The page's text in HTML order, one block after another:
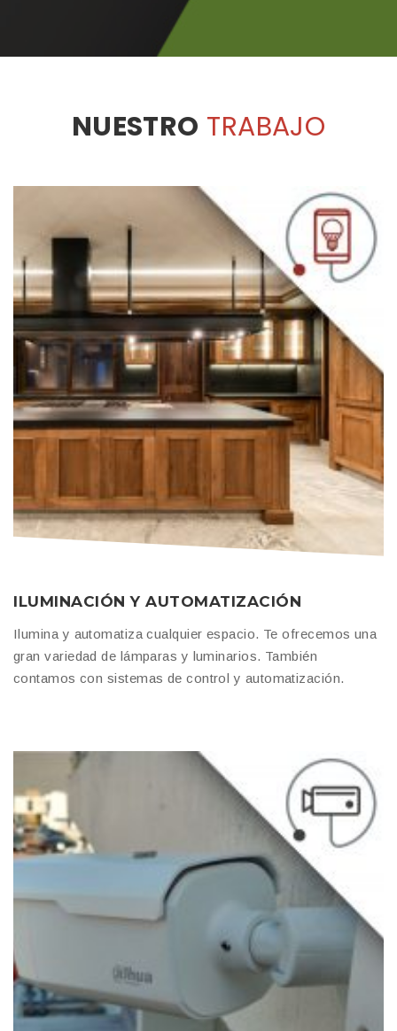
NUESTRO TRABAJO
ILUMINACIÓN Y AUTOMATIZACIÓN
Ilumina y automatiza cualquier espacio. Te ofrecemos una
gran variedad de lámparas y luminarios. También
contamos con sistemas de control y automatización.